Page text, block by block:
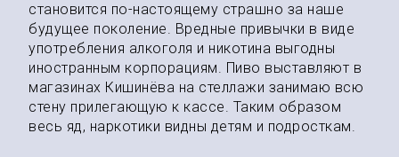
становится по-настоящему страшно за наше
будущее поколение. Вредные привычки в виде
употребления алкоголя и никотина выгодны
иностранным корпорациям. Пиво выставляют в
магазинах Кишинёва на стеллажи занимаю всю
стену прилегающую к кассе. Таким образом
весь яд, наркотики видны детям и подросткам.